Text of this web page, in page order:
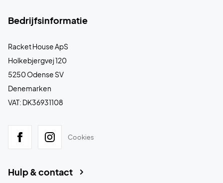
Bedrijfsinformatie
Racket House ApS
Holkebjergvej 120
5250 Odense SV
Denemarken
VAT: DK36931108
Cookies
Hulp & contact